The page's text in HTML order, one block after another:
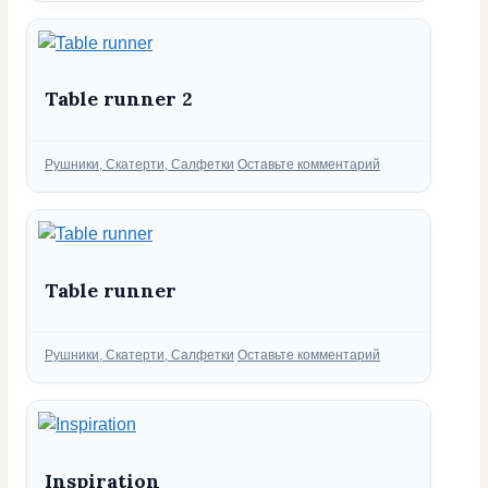
Table runner 2
Рубрики
Рушники, Скатерти, Салфетки Оставьте комментарий
Table runner
Рубрики
Рушники, Скатерти, Салфетки Оставьте комментарий
Inspiration